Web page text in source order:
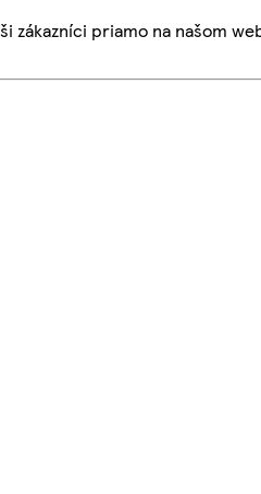
zákazníci priamo na našom